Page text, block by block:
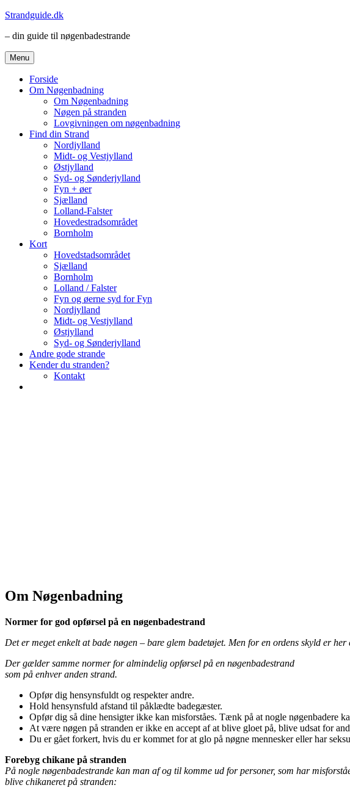
Videre
indhold
Strandguide.dk
– din guide til nøgenbadestrande
Menu
Forside
Om Nøgenbadning
Om Nøgenbadning
Nøgen på stranden
Lovgivningen om nøgenbadning
Find din Strand
Nordjylland
Midt- og Vestjylland
Østjylland
Syd- og Sønderjylland
Fyn + øer
Sjælland
Lolland-Falster
Hovedestradsområdet
Bornholm
Kort
Hovedstadsområdet
Sjælland
Bornholm
Lolland / Falster
Fyn og øerne syd for Fyn
Nordjylland
Midt- og Vestjylland
Østjylland
Syd- og Sønderjylland
Andre gode strande
Kender du stranden?
Kontakt
Om Nøgenbadning
Normer for god opførsel på en nøgenbadestrand
Det er meget enkelt at bade nøgen – bare glem badetøjet. Men for en ordens skyld er
Der gælder samme normer for almindelig opførsel på en nøgenbadestrand
som på enhver anden strand.
Opfør dig hensynsfuldt og respekter andre.
Hold hensynsfuld afstand til påklædte badegæster.
Opfør dig så dine hensigter ikke kan misforståes. Tænk på at nogle nøgenbadere
At være nøgen på stranden er ikke en accept af at blive gloet på, blive udsat for
Du er gået forkert, hvis du er kommet for at glo på nøgne mennesker eller har
Forebyg chikane på stranden
På nogle nøgenbadestrande kan man af og til komme ud for personer, som har
blive chikaneret på stranden: